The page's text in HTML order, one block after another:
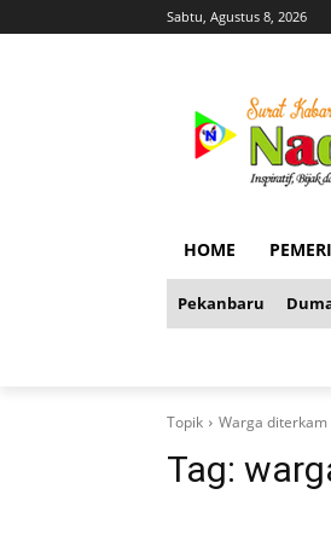
Sabtu, Agustus 8, 2026
HOME
Pekanbaru
Topik Warga
Tag: